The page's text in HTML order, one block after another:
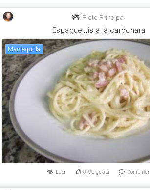
Plato Principal
Espaguettis a la carbonara
mantequilla
Leer 0 Me gusta Comentar